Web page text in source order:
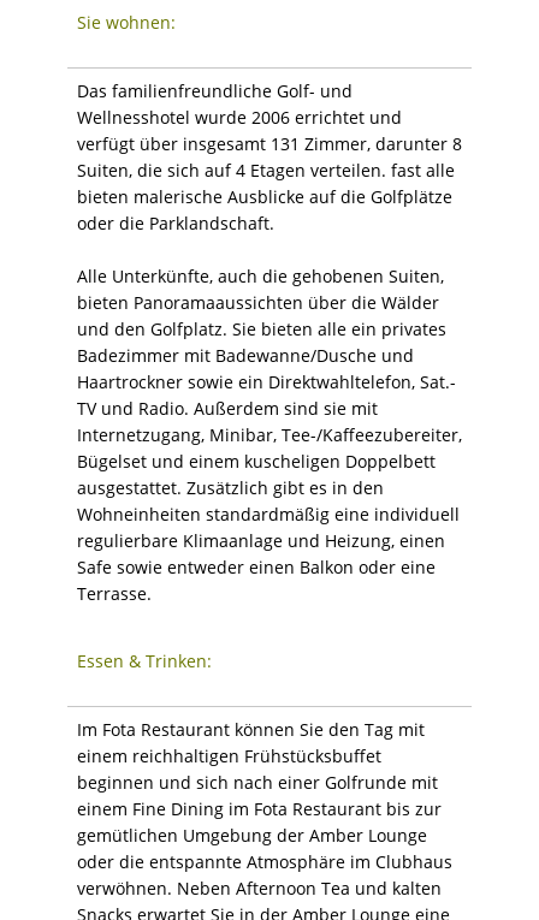
Sie wohnen:
Das familienfreundliche Golf- und
Wellnesshotel wurde 2006 errichtet und
verfügt über insgesamt 131 Zimmer, darunter 8
Suiten, die sich auf 4 Etagen verteilen. fast alle
bieten malerische Ausblicke auf die Golfplätze
oder die Parklandschaft.
Alle Unterkünfte, auch die gehobenen Suiten,
bieten Panoramaaussichten über die Wälder
und den Golfplatz. Sie bieten alle ein privates
Badezimmer mit Badewanne/Dusche und
Haartrockner sowie ein Direktwahltelefon, Sat.-
TV und Radio. Außerdem sind sie mit
Internetzugang, Minibar, Tee-/Kaffeezubereiter,
Bügelset und einem kuscheligen Doppelbett
ausgestattet. Zusätzlich gibt es in den
Wohneinheiten standardmäßig eine individuell
regulierbare Klimaanlage und Heizung, einen
Safe sowie entweder einen Balkon oder eine
Terrasse.
Essen & Trinken:
Im Fota Restaurant können Sie den Tag mit
einem reichhaltigen Frühstücksbuffet
beginnen und sich nach einer Golfrunde mit
einem Fine Dining im Fota Restaurant bis zur
gemütlichen Umgebung der Amber Lounge
oder die entspannte Atmosphäre im Clubhaus
verwöhnen. Neben Afternoon Tea und kalten
Snacks erwartet Sie in der Amber Lounge eine